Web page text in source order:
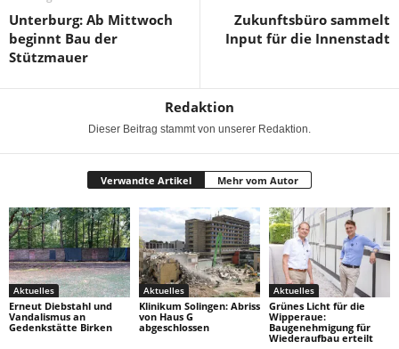
Unterburg: Ab Mittwoch
beginnt Bau der
Stützmauer
Zukunftsbüro sammelt
Input für die Innenstadt
Redaktion
Dieser Beitrag stammt von unserer Redaktion.
Verwandte Artikel Mehr vom Autor
Aktuelles
Erneut Diebstahl und
Vandalismus an
Gedenkstätte Birken
Aktuelles
Klinikum Solingen: Abriss
von Haus G
abgeschlossen
Aktuelles
Grünes Licht für die
Wipperaue:
Baugenehmigung für
Wiederaufbau erteilt